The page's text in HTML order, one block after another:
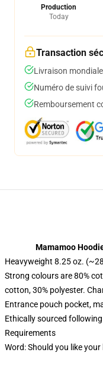
Production
Today
Transaction
Livraison
Numéro de suivi
Remboursement
Mamamoo
Heavyweight 8.25 oz.
Strong colours are 80%
cotton, 30% polyester.
Entrance pouch pocket,
Ethically sourced
Requirements
Word: Should you like